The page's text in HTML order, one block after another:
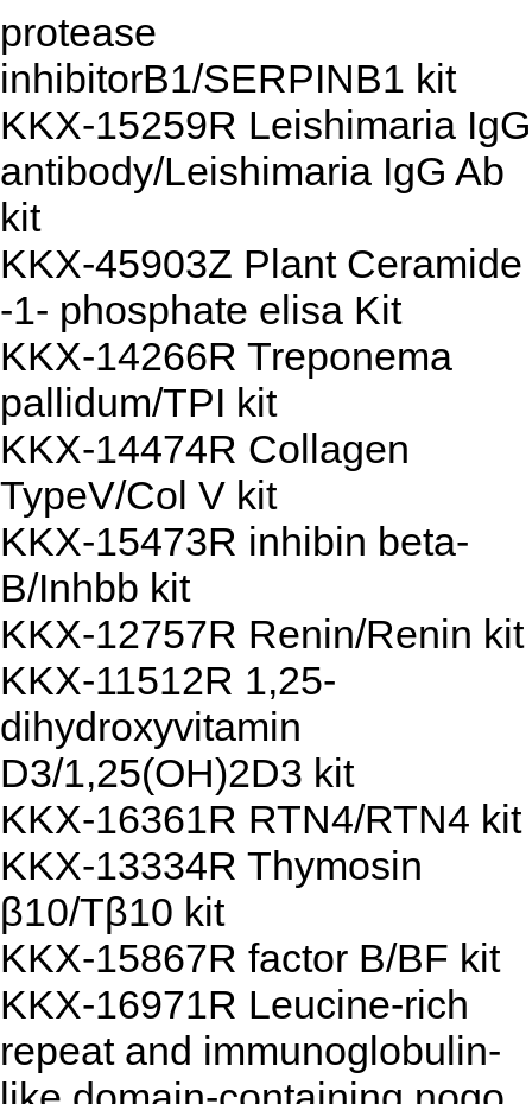
protease
inhibitorB1/SERPINB1 kit
KKX-15259R Leishimaria IgG
antibody/Leishimaria IgG Ab
kit
KKX-45903Z Plant Ceramide
-1- phosphate elisa Kit
KKX-14266R Treponema
pallidum/TPI kit
KKX-14474R Collagen
TypeV/Col V kit
KKX-15473R inhibin beta-
B/Inhbb kit
KKX-12757R Renin/Renin kit
KKX-11512R 1,25-
dihydroxyvitamin
D3/1,25(OH)2D3 kit
KKX-16361R RTN4/RTN4 kit
KKX-13334R Thymosin
β10/Tβ10 kit
KKX-15867R factor B/BF kit
KKX-16971R Leucine-rich
repeat and immunoglobulin-